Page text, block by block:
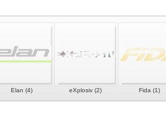
Elan (4) eXplosiv (2) Fida (1)